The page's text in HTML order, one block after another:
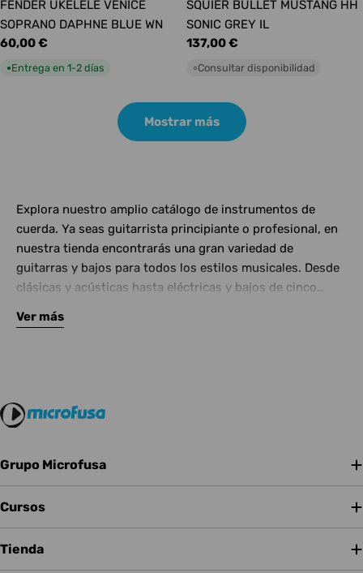
FENDER UKELELE VENICE
SOPRANO DAPHNE BLUE WN
Precio
habitual
60,00 €
●Entrega en 1-2 días
SQUIER BULLET MUSTANG HH
SONIC GREY IL
Precio
habitual
137,00 €
○Consultar disponibilidad
Mostrar más
Explora nuestro amplio catálogo de instrumentos de
cuerda. Ya seas guitarrista principiante o profesional, en
nuestra tienda encontrarás una gran variedad de
guitarras y bajos para todos los estilos musicales. Desde
clásicas y acústicas hasta eléctricas y bajos de cinco
Complementa tu instrumento con amplificadores de
Ver más
Grupo Microfusa
Cursos
Tienda